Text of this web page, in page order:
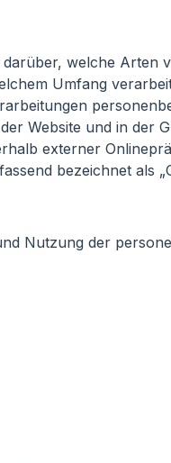
welche Arten
Umfang
Website und in der
externer
bezeichnet als
Nutzung der